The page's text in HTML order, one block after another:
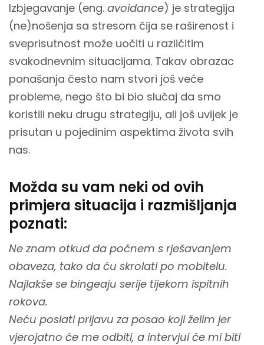
Izbjegavanje (eng. avoidance) je strategija
(ne)nošenja sa stresom čija se raširenost i
sveprisutnost može uočiti u različitim
svakodnevnim situacijama. Takav obrazac
ponašanja često nam stvori još veće
probleme, nego što bi bio slučaj da smo
koristili neku drugu strategiju, ali još uvijek je
prisutan u pojedinim aspektima života svih
nas.
Možda su vam neki od ovih
primjera situacija i razmišljanja
poznati:
Ne znam otkud da počnem s rješavanjem
obaveza, tako da ću skrolati po mobitelu.
Najlakše se bingeaju serije tijekom ispitnih
rokova.
Neću poslati prijavu za posao koji želim jer
vjerojatno će me odbiti, a intervjui će mi biti